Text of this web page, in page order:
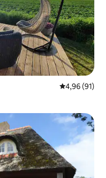
4,96 (91)